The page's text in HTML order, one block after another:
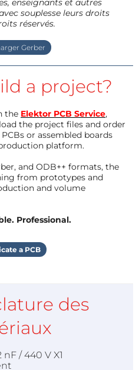
enseignants et autres
souplesse leurs droits
réservés.
Gerber
a project?
the Elektor PCB Service,
the project files and order
or assembled boards
platform.
and ODB++ formats, the
from prototypes and
and volume
Professional.
a PCB
des
/ 440 V X1